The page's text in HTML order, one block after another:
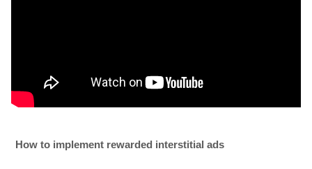
How to implement rewarded interstitial ads